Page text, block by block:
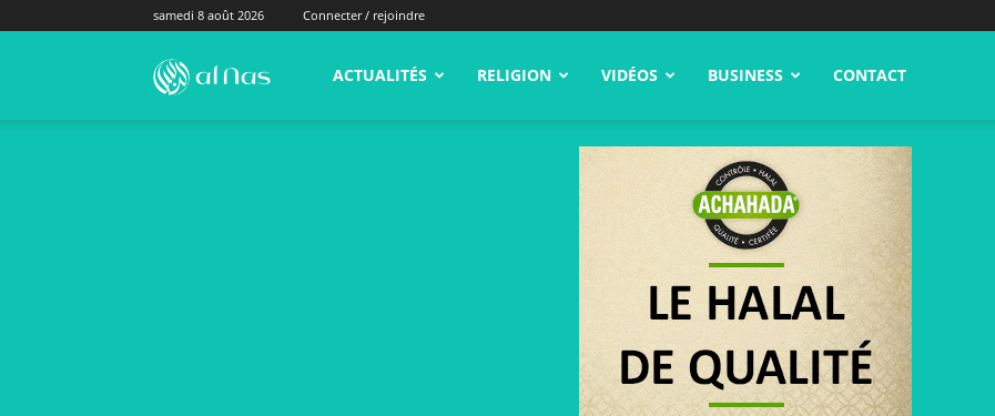
samedi 8 août 2026 Connecter / rejoindre
alNas.fr ACTUALITÉS RELIGION VIDÉOS BUSINESS CONTACT